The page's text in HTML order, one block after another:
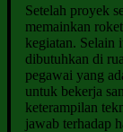
Setelah proyek
memainkan
kegiatan. Selain
dibutuhkan di
pegawai yang
untuk bekerja
keterampilan
jawab terhadap